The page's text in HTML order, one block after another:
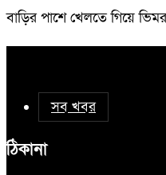
বাড়ির পাশে খেলতে গিয়ে
সব খবর
ঠিকানা